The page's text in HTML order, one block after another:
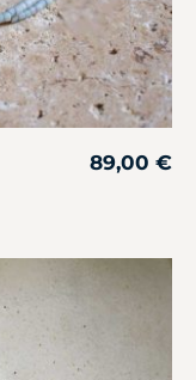
89,00 €